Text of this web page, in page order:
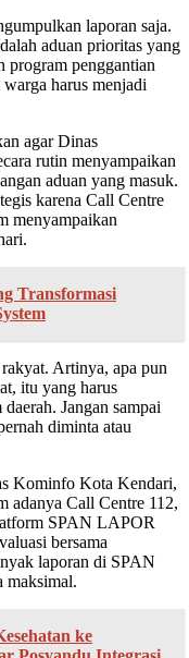
laporan saja.
aduan prioritas yang
program penggantian
harus menjadi
agar Dinas
rutin menyampaikan
aduan yang masuk.
karena Call Centre
menyampaikan
Transformasi
Artinya, apa pun
itu yang harus
Jangan sampai
diminta atau
Kominfo Kota Kendari,
adanya Call Centre 112,
SPAN LAPOR
bersama
laporan di SPAN
maksimal.
ke